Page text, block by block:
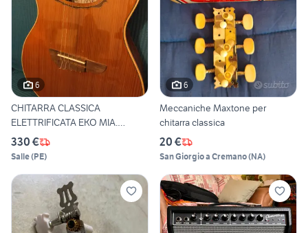
6
CHITARRA CLASSICA
ELETTRIFICATA EKO MIA.
N400CE
330 €
Salle(PE)
6
Meccaniche Maxtone per
chitarra classica
20 €
San Giorgio a Cremano(NA)